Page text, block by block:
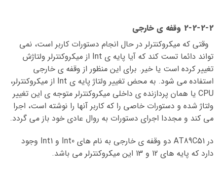
2-2-2-2 وقفه ی خارجی
وقتی که میکروکنترلر در حال انجام دستورات کاربر است، نمی
تواند دائما تست کند که آیا پایه ی Int از میکروکنترلر ولتاژش
تغییر کرده است یا خیر. برای این منظور از وقفه ی خارجی
استفاده می شود. به محض تغییر ولتاژ پایه ی Int از میکروکنترلر،
CPU یا همان پردازنده ی داخلی میکروکنترلر متوجه ی این تغییر
ولتاژ شده و دستورات خاصی را که کاربر آنها را نوشته است، اجرا
می کند و مجددا اجرای دستورات به روال عادی خود باز می گردد.
در AT89C51 دو وقفه ی خارجی به نام های Int0 و Int1 وجود
دارد که پایه های 12 و 13 این میکروکنترلر می باشد.